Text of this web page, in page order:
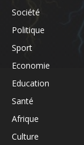
Société
Politique
Sport
Economie
Education
Santé
Afrique
Culture